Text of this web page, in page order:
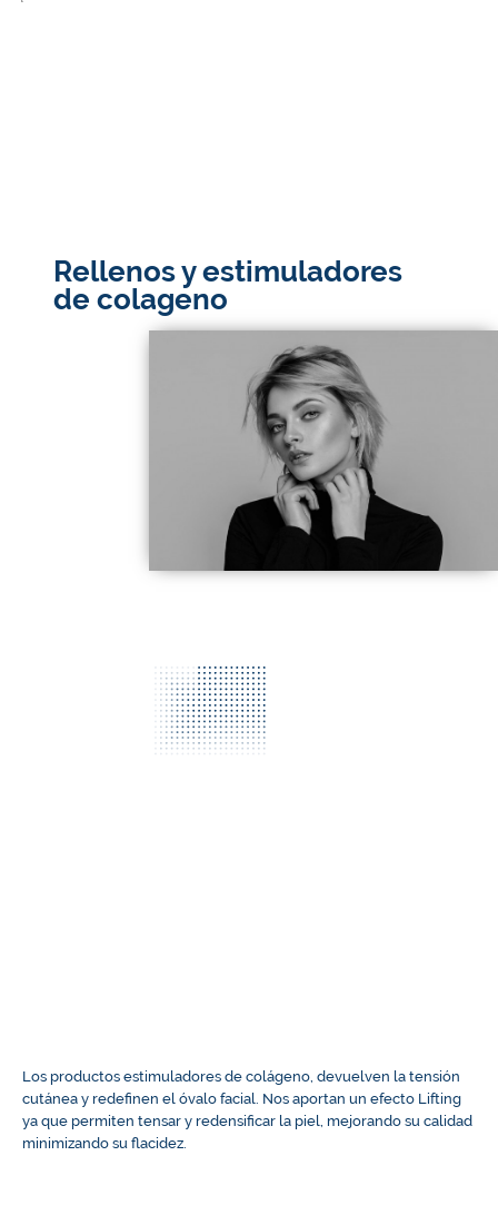
Rellenos y estimuladores
de colageno
Los productos estimuladores de colágeno, devuelven la tensión
cutánea y redefinen el óvalo facial. Nos aportan un efecto Lifting
ya que permiten tensar y redensificar la piel, mejorando su calidad
minimizando su flacidez.